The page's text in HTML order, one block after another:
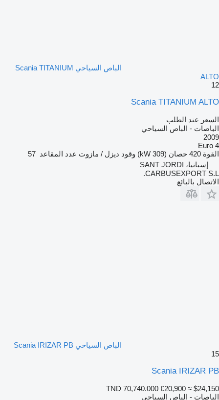
الباص السياحي Scania TITANIUM
ALTO
12
Scania TITANIUM ALTO
السعر عند الطلب
الباصات - الباص السياحي
2009
Euro 4
القوة 420 حصان (309 kW) وقود ديزل / مازوت عدد المقاعد 57
إسبانيا، SANT JORDI
CARBUSEXPORT S.L.
الاتصال بالبائع
الباص السياحي Scania IRIZAR PB
15
Scania IRIZAR PB
TND 70,740.000 €20,900 ≈ $24,150
الباصات - الباص السياحي